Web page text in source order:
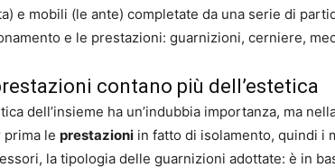
e mobili (le ante) completate da una serie di
e le prestazioni: guarnizioni, cerniere,
contano più dell’estetica
dell’insieme ha un’indubbia importanza, ma
prima le prestazioni in fatto di isolamento, quindi i
la tipologia delle guarnizioni adottate: è in